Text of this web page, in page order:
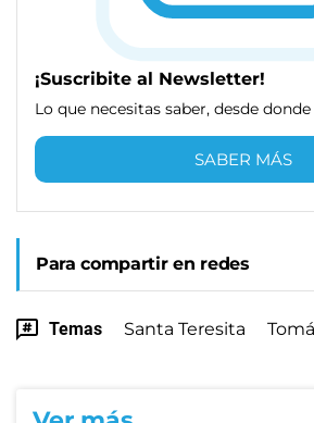
¡Suscribite al Newsletter!
Lo que necesitas saber, desde
SABER MÁS
Para compartir en redes
Temas Santa Teresita